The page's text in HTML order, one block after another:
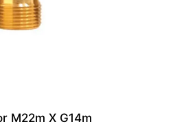
M22m X G14m